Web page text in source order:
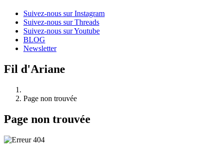
Suivez-nous sur Instagram
Suivez-nous sur Threads
Suivez-nous sur Youtube
BLOG
Newsletter
Fil d'Ariane
Page non trouvée
Page non trouvée